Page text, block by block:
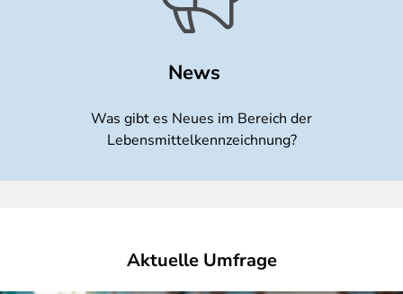
News
Was gibt es Neues im Bereich der
Lebensmittelkennzeichnung?
Aktuelle Umfrage